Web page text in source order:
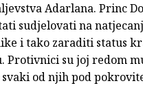
Adarlana. Princ
sudjelovati na
i tako zaraditi status
Protivnici su joj redom
od njih pod